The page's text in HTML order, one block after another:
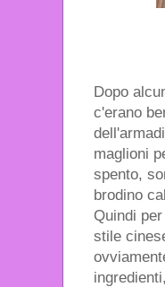
Dopo
c'erano
maglioni
spento,
brodino
Quindi
stile